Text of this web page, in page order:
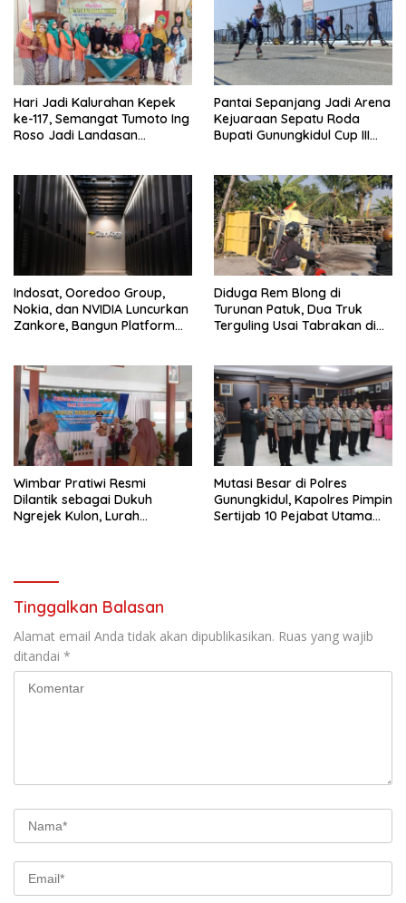
Hari Jadi Kalurahan Kepek
ke-117, Semangat Tumoto Ing
Roso Jadi Landasan
Pantai Sepanjang Jadi Arena
Kejuaraan Sepatu Roda
Bupati Gunungkidul Cup III
Tourism
Indosat, Ooredoo Group,
Nokia, dan NVIDIA Luncurkan
Zankore, Bangun Platform
Diduga Rem Blong di
Turunan Patuk, Dua Truk
Terguling Usai Tabrakan di
Wimbar Pratiwi Resmi
Dilantik sebagai Dukuh
Ngrejek Kulon, Lurah
Mutasi Besar di Polres
Gunungkidul, Kapolres Pimpin
Sertijab 10 Pejabat Utama
Tinggalkan Balasan
Alamat email Anda tidak akan dipublikasikan. Ruas yang wajib
ditandai *